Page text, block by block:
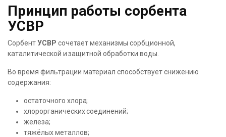
Принцип работы сорбента
УСВР
СорбентУСВР сочетает механизмы сорбционной,
каталитической и защитной обработки воды.
Во время фильтрации материал способствует снижению
содержания:
остаточного хлора;
хлорорганических соединений;
железа;
тяжёлых металлов;